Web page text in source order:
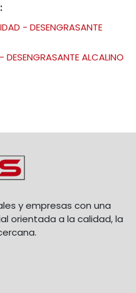
- DESENGRASANTE
ALCALINO
y empresas con una
orientada a la calidad, la